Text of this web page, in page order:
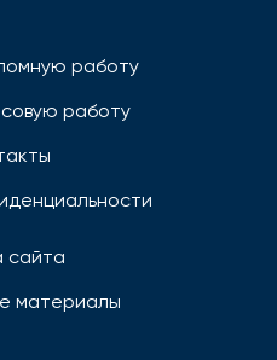
работу
работу
сайта
материалы